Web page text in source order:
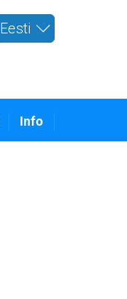
Eesti
Info